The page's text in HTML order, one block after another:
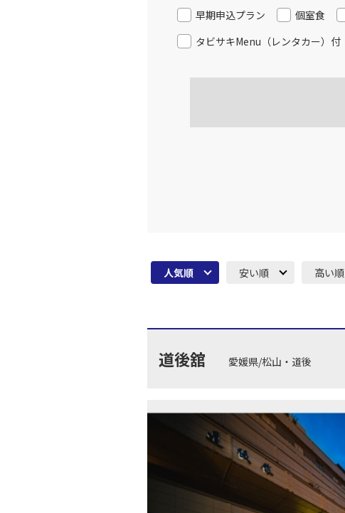
早期申込プラン
個室食
タビサキMenu（レンタカー）付
人気順 安い順 高い順
道後舘 愛媛県/松山・道後